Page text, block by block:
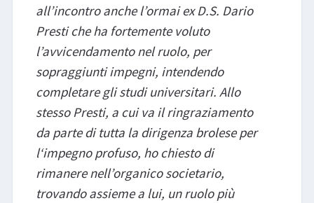
all’incontro anche l’ormai ex D.S. Dario
Presti che ha fortemente voluto
l’avvicendamento nel ruolo, per
sopraggiunti impegni, intendendo
completare gli studi universitari. Allo
stesso Presti, a cui va il ringraziamento
da parte di tutta la dirigenza brolese per
l‘impegno profuso, ho chiesto di
rimanere nell’organico societario,
trovando assieme a lui, un ruolo più